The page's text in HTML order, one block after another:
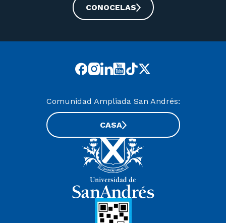
CONOCELAS
Comunidad Ampliada San Andrés:
CASA